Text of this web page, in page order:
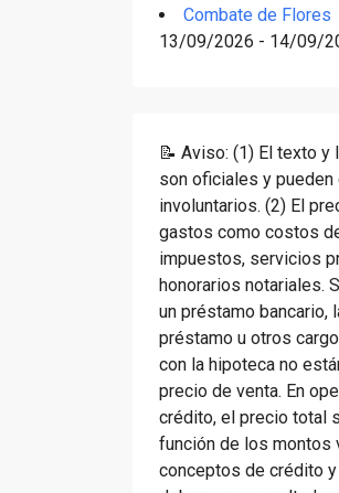
Combate de Flores
13/09/2026 - 14/09/
📝 Aviso: (1) El texto y
son oficiales y pueden
involuntarios. (2) El
gastos como costos
impuestos, servicios
honorarios notariales.
un préstamo bancario,
préstamo u otros
con la hipoteca no
precio de venta. En
crédito, el precio total
función de los montos
conceptos de crédito